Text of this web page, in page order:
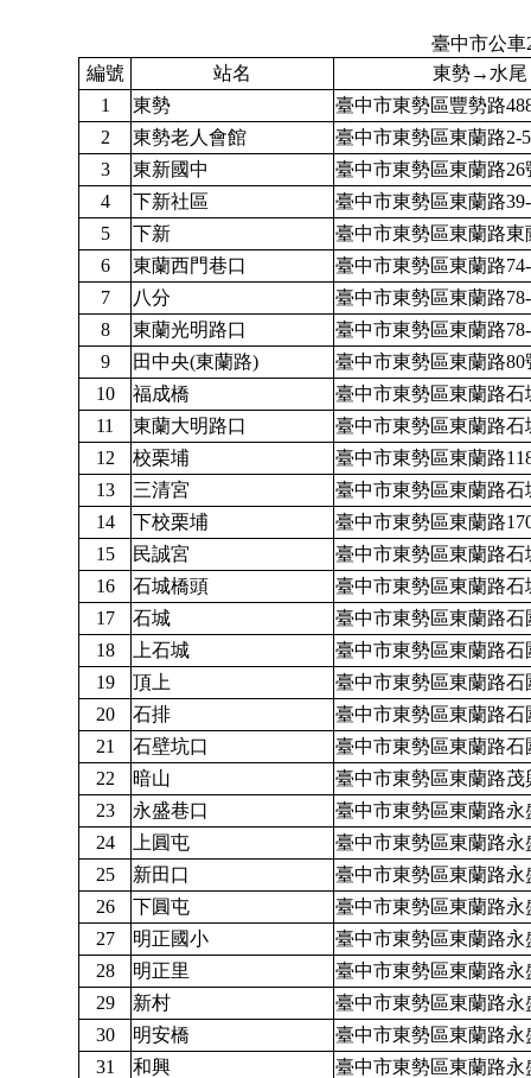
臺中市公車
編號
站名
東勢→水尾
1
東勢
臺中市東勢區豐勢路
2
東勢老人會館
臺中市東勢區東蘭路2-
3
東新國中
臺中市東勢區東蘭路26
4
下新社區
臺中市東勢區東蘭路
5
下新
臺中市東勢區東蘭路東
6
東蘭西門巷口
臺中市東勢區東蘭路
7
八分
臺中市東勢區東蘭路
8
東蘭光明路口
臺中市東勢區東蘭路
9
田中央(東蘭路)
臺中市東勢區東蘭路80
10
福成橋
臺中市東勢區東蘭路石
11
東蘭大明路口
臺中市東勢區東蘭路石
12
校栗埔
臺中市東勢區東蘭路
13
三清宮
臺中市東勢區東蘭路石
14
下校栗埔
臺中市東勢區東蘭路
15
民誠宮
臺中市東勢區東蘭路石
16
石城橋頭
臺中市東勢區東蘭路石
17
石城
臺中市東勢區東蘭路石
18
上石城
臺中市東勢區東蘭路石
19
頂上
臺中市東勢區東蘭路石
20
石排
臺中市東勢區東蘭路石
21
石壁坑口
臺中市東勢區東蘭路石
22
暗山
臺中市東勢區東蘭路茂
23
永盛巷口
臺中市東勢區東蘭路永
24
上圓屯
臺中市東勢區東蘭路永
25
新田口
臺中市東勢區東蘭路永
26
下圓屯
臺中市東勢區東蘭路永
27
明正國小
臺中市東勢區東蘭路永
28
明正里
臺中市東勢區東蘭路永
29
新村
臺中市東勢區東蘭路永
30
明安橋
臺中市東勢區東蘭路永
31
和興
臺中市東勢區東蘭路永